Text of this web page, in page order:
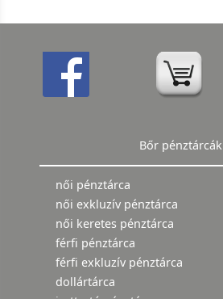
Bőr pénztárcák
női pénztárca
női exkluzív pénztárca
női keretes pénztárca
férfi pénztárca
férfi exkluzív pénztárca
dollártárca